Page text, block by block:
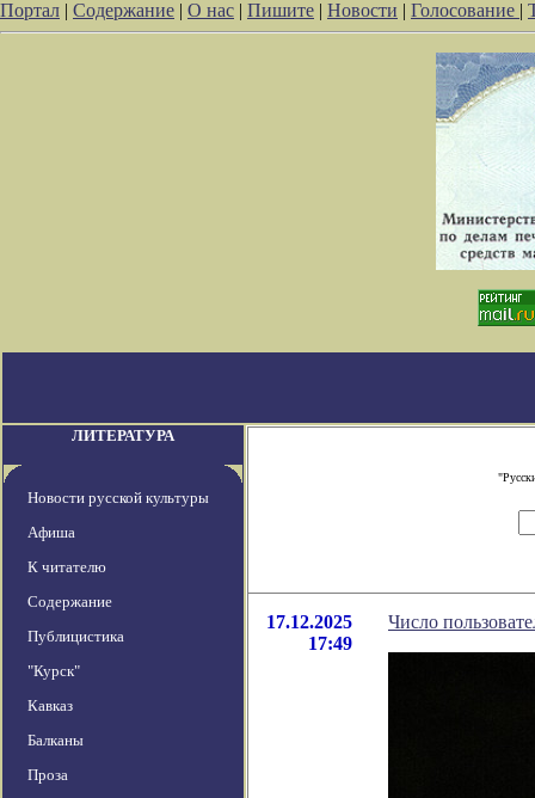
Портал | Содержание | О нас | Пишите | Новости | Голосование |
ЛИТЕРАТУРА
Новости русской культуры
Афиша
К читателю
Содержание
Публицистика
"Курск"
Кавказ
Балканы
Проза
17.12.2025
17:49
Число